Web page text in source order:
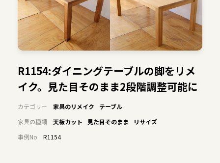
R1154:ダイニングテーブルの脚をリメ
イク。見た目そのまま2段階調整可能に
カテゴリー 家具のリメイク
テーブル
家具の種類
天板カット 見た目そのまま
リサイズ
事例No
R1154